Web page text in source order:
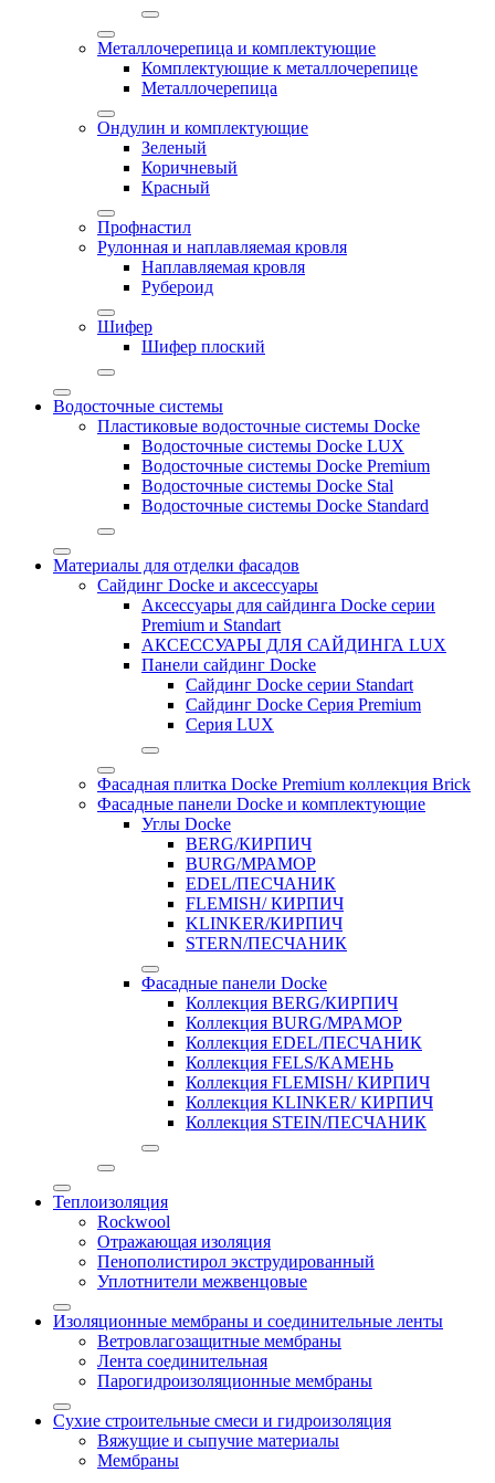
Металлочерепица и комплектующие
Комплектующие к металлочерепице
Металлочерепица
Ондулин и комплектующие
Зеленый
Коричневый
Красный
Профнастил
Рулонная и наплавляемая кровля
Наплавляемая кровля
Рубероид
Шифер
Шифер плоский
Водосточные системы
Пластиковые водосточные системы Docke
Водосточные системы Docke LUX
Водосточные системы Docke Premium
Водосточные системы Docke Stal
Водосточные системы Docke Standard
Материалы для отделки фасадов
Сайдинг Docke и аксессуары
Аксессуары для сайдинга Docke серии
Premium и Standart
АКСЕССУАРЫ ДЛЯ САЙДИНГА LUX
Панели сайдинг Docke
Cайдинг Docke серии Standart
Сайдинг Docke Серия Premium
Серия LUX
Фасадная плитка Docke Premium коллекция Brick
Фасадные панели Docke и комплектующие
Углы Docke
BERG/КИРПИЧ
BURG/МРАМОР
EDEL/ПЕСЧАНИК
FLEMISH/ КИРПИЧ
KLINKER/КИРПИЧ
STERN/ПЕСЧАНИК
Фасадные панели Docke
Коллекция BERG/КИРПИЧ
Коллекция BURG/МРАМОР
Коллекция EDEL/ПЕСЧАНИК
Коллекция FELS/КАМЕНЬ
Коллекция FLEMISH/ КИРПИЧ
Коллекция KLINKER/ КИРПИЧ
Коллекция STEIN/ПЕСЧАНИК
Теплоизоляция
Rockwool
Отражающая изоляция
Пенополистирол экструдированный
Уплотнители межвенцовые
Изоляционные мембраны и соединительные ленты
Ветровлагозащитные мембраны
Лента соединительная
Парогидроизоляционные мембраны
Сухие строительные смеси и гидроизоляция
Вяжущие и сыпучие материалы
Мембраны